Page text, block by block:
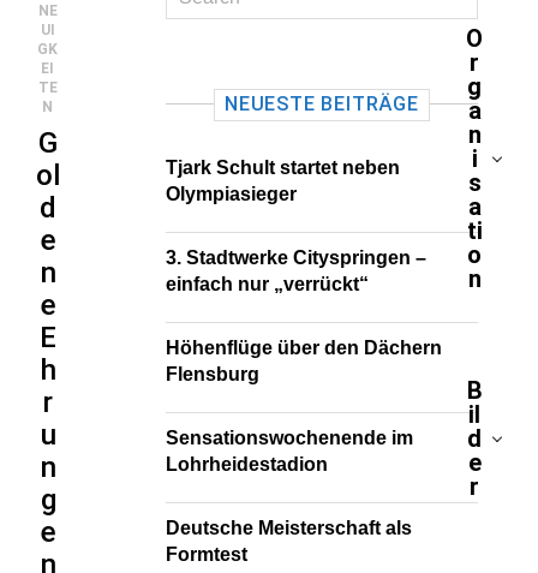
O
r
g
a
n
i
s
a
ti
o
n
B
il
d
e
r
NE
UI
GK
EI
TE
N
G
ol
d
e
n
e
E
h
r
u
n
g
e
n
NEUESTE BEITRÄGE
Tjark Schult startet neben
Olympiasieger
3. Stadtwerke Cityspringen –
einfach nur „verrückt“
Höhenflüge über den Dächern
Flensburg
Sensationswochenende im
Lohrheidestadion
Deutsche Meisterschaft als
Formtest